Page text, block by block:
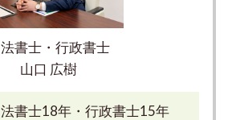
書士・行政書士
山口 広樹
書士18年・行政書士15年